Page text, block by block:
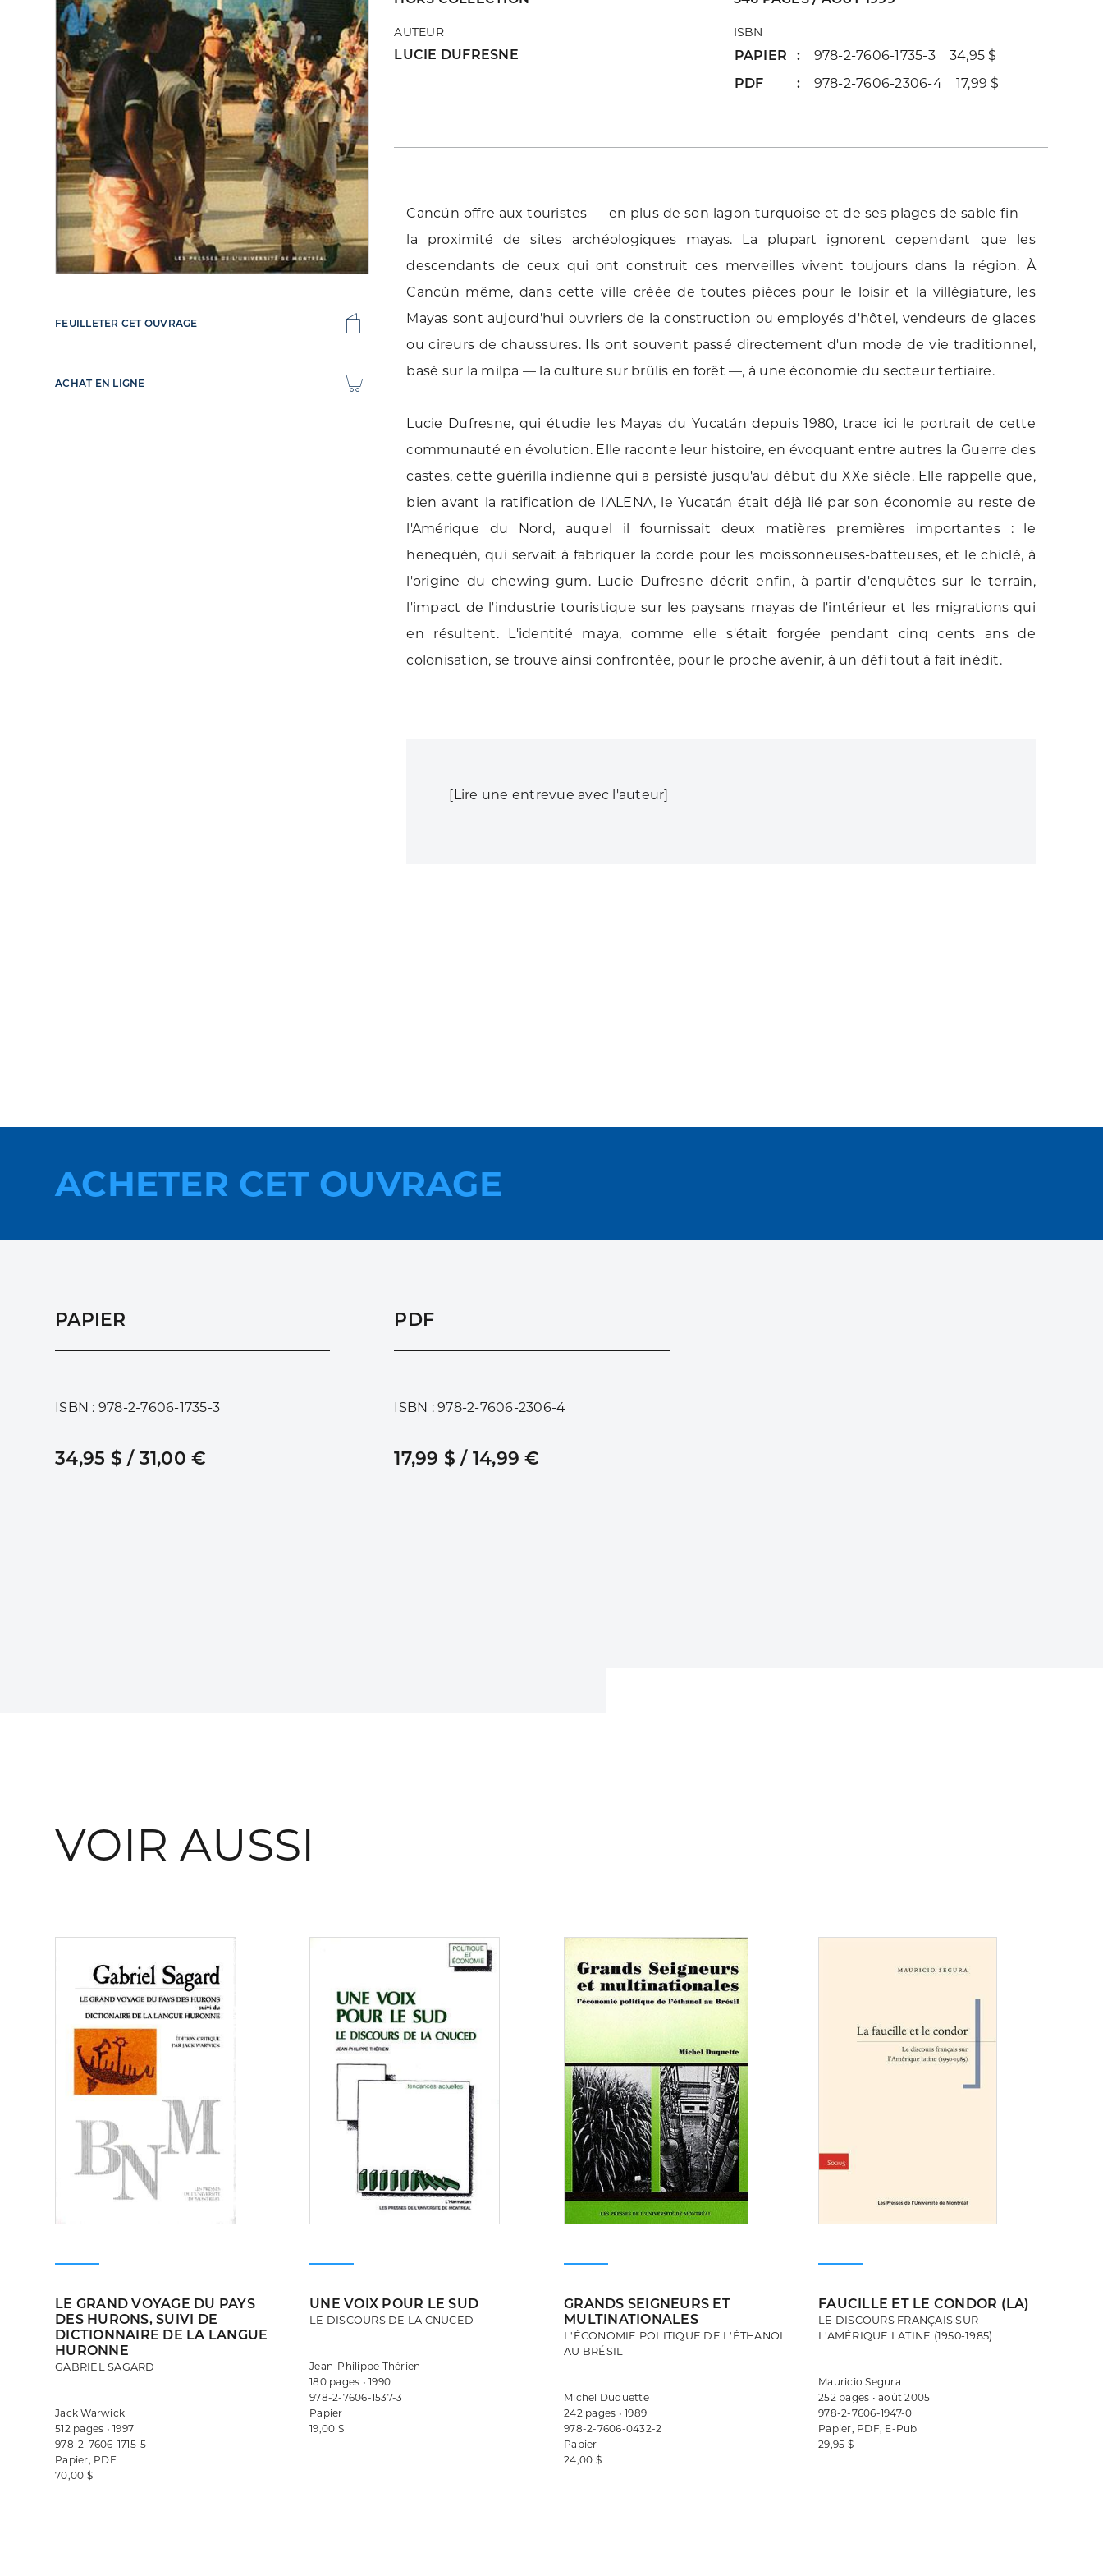
AUTEUR
LUCIE DUFRESNE
ISBN
PAPIER
978-2-7606-1735-3 34,95 $
PDF
978-2-7606-2306-4 17,99 $
Cancún offre aux touristes — en plus de son lagon turquoise et de ses plages de sable fin —
la proximité de sites archéologiques mayas. La plupart ignorent cependant que les
descendants de ceux qui ont construit ces merveilles vivent toujours dans la région. À
Cancún même, dans cette ville créée de toutes pièces pour le loisir et la villégiature, les
Mayas sont aujourd'hui ouvriers de la construction ou employés d'hôtel, vendeurs de glaces
ou cireurs de chaussures. Ils ont souvent passé directement d'un mode de vie traditionnel,
basé sur la milpa — la culture sur brûlis en forêt —, à une économie du secteur tertiaire.
Lucie Dufresne, qui étudie les Mayas du Yucatán depuis 1980, trace ici le portrait de cette
communauté en évolution. Elle raconte leur histoire, en évoquant entre autres la Guerre des
castes, cette guérilla indienne qui a persisté jusqu'au début du XXe siècle. Elle rappelle que,
bien avant la ratification de l'ALENA, le Yucatán était déjà lié par son économie au reste de
l'Amérique du Nord, auquel il fournissait deux matières premières importantes : le
henequén, qui servait à fabriquer la corde pour les moissonneuses-batteuses, et le chiclé, à
l'origine du chewing-gum. Lucie Dufresne décrit enfin, à partir d'enquêtes sur le terrain,
l'impact de l'industrie touristique sur les paysans mayas de l'intérieur et les migrations qui
en résultent. L'identité maya, comme elle s'était forgée pendant cinq cents ans de
colonisation, se trouve ainsi confrontée, pour le proche avenir, à un défi tout à fait inédit.
[Lire une entrevue avec l'auteur]
FEUILLETER CET OUVRAGE
ACHAT EN LIGNE
ACHETER CET OUVRAGE
PAPIER
ISBN : 978-2-7606-1735-3
34,95 $ / 31,00 €
PDF
ISBN : 978-2-7606-2306-4
17,99 $ / 14,99 €
VOIR AUSSI
LE GRAND VOYAGE DU PAYS
DES HURONS, SUIVI DE
DICTIONNAIRE DE LA LANGUE
HURONNE
GABRIEL SAGARD
Jack Warwick
512 pages • 1997
978-2-7606-1715-5
Papier, PDF
70,00 $
Consulter
UNE VOIX POUR LE SUD
LE DISCOURS DE LA CNUCED
Jean-Philippe Thérien
180 pages • 1990
978-2-7606-1537-3
Papier
19,00 $
GRANDS SEIGNEURS ET
MULTINATIONALES
L'ÉCONOMIE POLITIQUE DE L'ÉTHANOL
AU BRÉSIL
Michel Duquette
242 pages • 1989
978-2-7606-0432-2
Papier
24,00 $
FAUCILLE ET LE CONDOR (LA)
LE DISCOURS FRANÇAIS SUR
L'AMÉRIQUE LATINE (1950-1985)
Mauricio Segura
252 pages • août 2005
978-2-7606-1947-0
Papier, PDF, E-Pub
29,95 $